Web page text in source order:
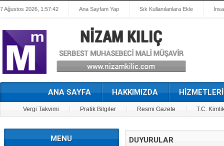
7 Ağustos 2026, 1:57:42 Ana Sayfam Yap Sık Kullanılanlara Ekle
ANA SAYFA HAKKIMIZDA
Vergi Takvimi Pratik Bilgiler Resmi Gazete T.C.
MENU DUYURULAR